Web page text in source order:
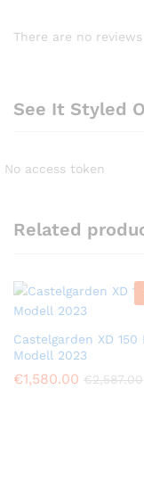
There are no
See It Styled
No access token
Related
Castelgarden XD 150
Modell 2023
€1,580.00 €2,587.00